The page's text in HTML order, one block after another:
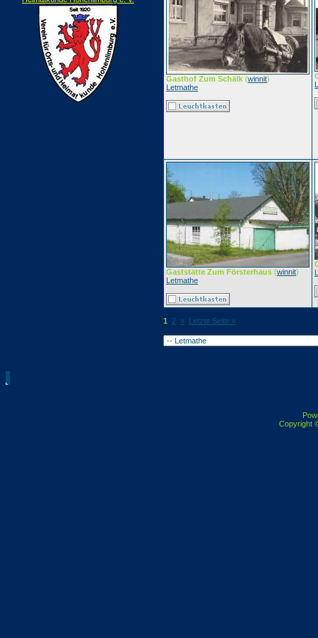
Gasthof Zum Schälk (winnit)
Letmathe
Gaststätte Zum Försterhaus (winnit)
Letmathe
1 2 » Letzte Seite »
Copyright